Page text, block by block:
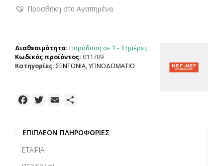
ΥΠΕΡΔΙΠΛΟ
BASIC
100%ΒΑΜΒΑΚΙ
ποσότητα
Προσθήκη στα Αγαπημένα
Διαθεσιμότητα: Παράδοση σε 1 - 3 ημέρες
Κωδικός προϊόντος: 011709
Κατηγορίες: ΣΕΝΤΟΝΙΑ,ΥΠΝΟΔΩΜΑΤΙΟ
e
b
t
i
ρ
ΕΠΙΠΛΈΟΝ ΠΛΗΡΟΦΟΡΊΕΣ
ΕΤΑΙΡΊΑ